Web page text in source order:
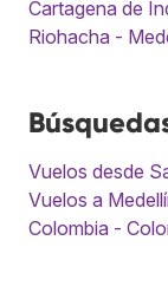
Cartagena de
Riohacha -
Vuelos desde
Vuelos a
Colombia -